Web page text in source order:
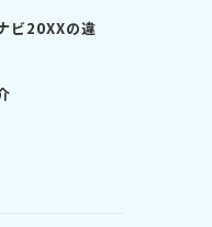
ビ20XXの違